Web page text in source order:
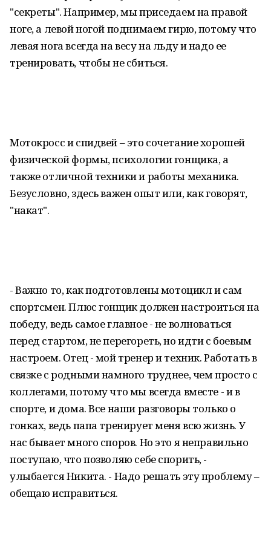
"секреты". Например, мы приседаем на правой
ноге, а левой ногой поднимаем гирю, потому что
левая нога всегда на весу на льду и надо ее
тренировать, чтобы не сбиться.
Мотокросс и спидвей – это сочетание хорошей
физической формы, психологии гонщика, а
также отличной техники и работы механика.
Безусловно, здесь важен опыт или, как говорят,
"накат".
- Важно то, как подготовлены мотоцикл и сам
спортсмен. Плюс гонщик должен настроиться на
победу, ведь самое главное - не волноваться
перед стартом, не перегореть, но идти с боевым
настроем. Отец - мой тренер и техник. Работать в
связке с родными намного труднее, чем просто с
коллегами, потому что мы всегда вместе - и в
спорте, и дома. Все наши разговоры только о
гонках, ведь папа тренирует меня всю жизнь. У
нас бывает много споров. Но это я неправильно
поступаю, что позволяю себе спорить, -
улыбается Никита. - Надо решать эту проблему –
обещаю исправиться.